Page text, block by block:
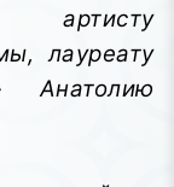
артисту
лауреату
Анатолию